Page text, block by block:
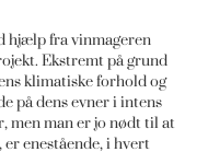
hjælp fra vinmageren
Ekstremt på grund
klimatiske forhold og
på dens evner i intens
men man er jo nødt til at
enestående, i hvert